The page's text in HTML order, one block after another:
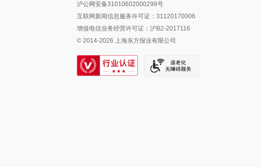
澎湃新闻抖音号
派生万物开放平台
IP SHANGHAI
SIXTH TONE
沪公网安备31010602000299号
互联网新闻信息服务许可证：31120170006
增值电信业务经营许可证：沪B2-2017116
© 2014-2026 上海东方报业有限公司